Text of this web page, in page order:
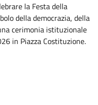
la Festa della
della democrazia, della
cerimonia istituzionale
in Piazza Costituzione.